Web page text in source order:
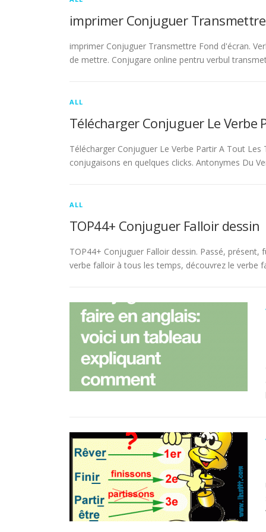
imprimer Conjuguer
imprimer Conjuguer Transmettre Fond d'écran.
de mettre. Conjugare online pentru verbul
ALL
Télécharger Conjuguer Le Verbe
Télécharger Conjuguer Le Verbe Partir A Tout
conjugaisons en quelques clicks. Antonymes Du
ALL
TOP44+ Conjuguer Falloir dessin
TOP44+ Conjuguer Falloir dessin. Passé,
verbe falloir à tous les temps, découvrez le verbe